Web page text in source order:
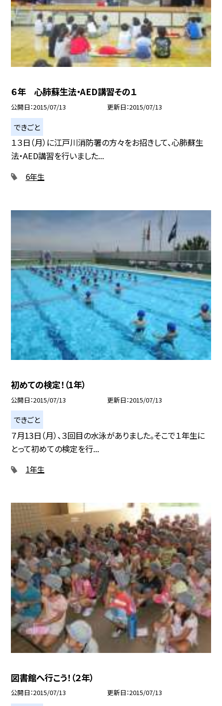
６年 心肺蘇生法・AED講習その１
公開日 2015/07/13 更新日 2015/07/13
できごと
１３日（月）に江戸川消防署の方々をお招きして、心肺蘇生
法・AED講習を行いました...
6年生
初めての検定！（1年）
公開日 2015/07/13 更新日 2015/07/13
できごと
７月13日（月）、３回目の水泳がありました。そこで１年生に
とって初めての検定を行...
1年生
図書館へ行こう！（２年）
公開日 2015/07/13 更新日 2015/07/13